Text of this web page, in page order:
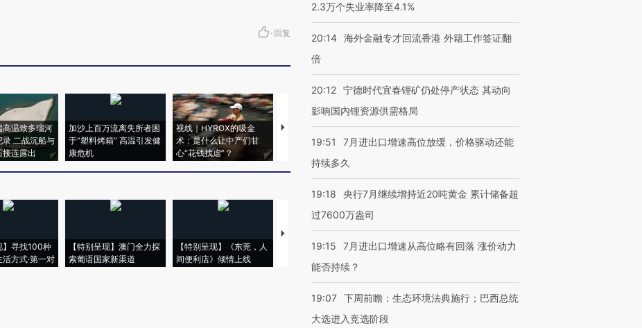
· 回复
高温致多瑙河
录 二战沉船与
接连露出
加沙上百万流离失所者困
于“塑料烤箱” 高温引发健
康危机
视线｜HYROX的吸金
术：是什么让中产们甘
心“花钱找虐”？
马航飞行员跨国走私7万
粒摇头丸 尿检体内含3种
视线｜被称为“蟑螂”的印
度Z世代 用街头抗争将教
视线｜“入侵”还是“人道危
机”？难民潮撕裂西班牙
】寻找100种
方式·第一对
【特别呈现】澳门全力探
索葡语国家新渠道
【特别呈现】《东莞，人
间便利店》倾情上线
【推广】走进第四届链博
会，让数智科技“链”接产
【特别呈现】寻找100种
【商旅对话】华住集团
CFO：不靠规模取胜，华
2.3万个失业率降至4.1%
20:14 海外金融专才回流香港 外籍工作签证翻
倍
20:12 宁德时代宜春锂矿仍处停产状态 其动向
影响国内锂资源供需格局
19:51
7月进出口增速高位放缓，价格驱动还能
持续多久
19:18
央行7月继续增持近20吨黄金 累计储备超
过7600万盎司
19:15
7月进出口增速从高位略有回落 涨价动力
能否持续？
19:07 下周前瞻：生态环境法典施行；巴西总统
大选进入竞选阶段